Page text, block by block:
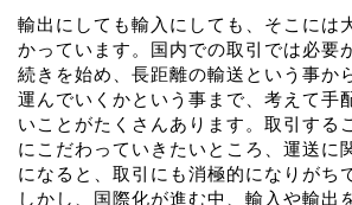
輸出にしても輸入にしても、そこには
かっています。国内での取引では必要
続きを始め、長距離の輸送という事か
運んでいくかという事まで、考えて手
いことがたくさんあります。取引する
にこだわっていきたいところ、運送に
になると、取引にも消極的になりがち
しかし、国際化が進む中、輸入や輸出